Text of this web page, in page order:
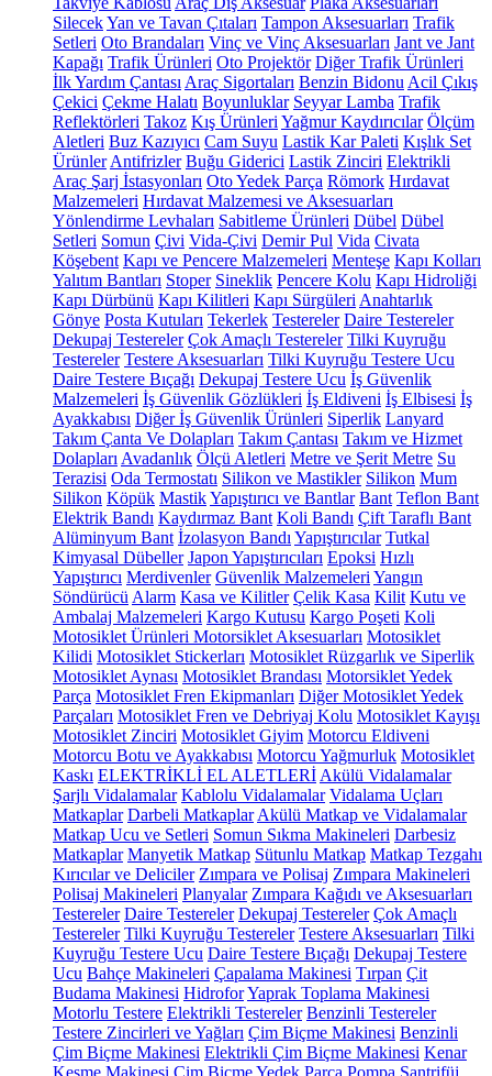
SilecekYan ve Tavan Çıtaları Tampon Aksesuarları Trafik
Setleri Oto Brandaları Vinç ve Vinç Aksesuarları Jant ve Jant
Kapağı Trafik Ürünleri Oto Projektör Diğer Trafik Ürünleri
İlk Yardım Çantası Araç Sigortaları Benzin Bidonu Acil Çıkış
Çekici Çekme Halatı Boyunluklar Seyyar Lamba Trafik
Reflektörleri Takoz Kış Ürünleri Yağmur Kaydırıcılar Ölçüm
Aletleri Buz Kazıyıcı Cam Suyu Lastik Kar Paleti Kışlık Set
Ürünler Antifrizler Buğu Giderici Lastik Zinciri Elektrikli
Araç Şarj İstasyonları Oto Yedek Parça Römork Hırdavat
Malzemeleri Hırdavat Malzemesi ve Aksesuarları
Yönlendirme Levhaları Sabitleme Ürünleri Dübel Dübel
Setleri Somun Çivi Vida-Çivi Demir Pul Vida Civata
Köşebent Kapı ve Pencere Malzemeleri Menteşe Kapı Kolları
Yalıtım Bantları Stoper Sineklik Pencere Kolu Kapı Hidroliği
Kapı Dürbünü Kapı Kilitleri Kapı Sürgüleri Anahtarlık
Gönye Posta Kutuları Tekerlek Testereler Daire Testereler
Dekupaj Testereler Çok Amaçlı Testereler Tilki Kuyruğu
Testereler Testere Aksesuarları Tilki Kuyruğu Testere Ucu
Daire Testere Bıçağı Dekupaj Testere Ucu İş Güvenlik
Malzemeleri İş Güvenlik Gözlükleri İş Eldiveni İş Elbisesi İş
Ayakkabısı Diğer İş Güvenlik Ürünleri Siperlik Lanyard
Takım Çanta Ve Dolapları Takım Çantası Takım ve Hizmet
Dolapları Avadanlık Ölçü Aletleri Metre ve Şerit Metre Su
Terazisi Oda Termostatı Silikon ve Mastikler Silikon Mum
Silikon Köpük MastikYapıştırıcı ve Bantlar Bant Teflon Bant
Elektrik Bandı Kaydırmaz Bant Koli Bandı Çift Taraflı Bant
Alüminyum Bant İzolasyon Bandı Yapıştırıcılar Tutkal
Kimyasal Dübeller Japon Yapıştırıcıları Epoksi Hızlı
Yapıştırıcı Merdivenler Güvenlik Malzemeleri Yangın
Söndürücü Alarm Kasa ve Kilitler Çelik Kasa Kilit Kutu ve
Ambalaj Malzemeleri Kargo Kutusu Kargo Poşeti Koli
Motosiklet Ürünleri Motorsiklet Aksesuarları Motosiklet
Kilidi Motosiklet Stickerları Motosiklet Rüzgarlık ve Siperlik
Motosiklet Aynası Motosiklet Brandası Motorsiklet Yedek
Parça Motosiklet Fren Ekipmanları Diğer Motosiklet Yedek
Parçaları Motosiklet Fren ve Debriyaj Kolu Motosiklet Kayışı
Motosiklet Zinciri Motosiklet Giyim Motorcu Eldiveni
Motorcu Botu ve Ayakkabısı Motorcu Yağmurluk Motosiklet
Kaskı ELEKTRİKLİ EL ALETLERİ Akülü Vidalamalar
Şarjlı Vidalamalar Kablolu Vidalamalar Vidalama Uçları
Matkaplar Darbeli Matkaplar Akülü Matkap ve Vidalamalar
Matkap Ucu ve Setleri Somun Sıkma Makineleri Darbesiz
Matkaplar Manyetik Matkap Sütunlu Matkap Matkap Tezgahı
Kırıcılar ve Deliciler Zımpara ve Polisaj Zımpara Makineleri
Polisaj Makineleri Planyalar Zımpara Kağıdı ve Aksesuarları
Testereler Daire Testereler Dekupaj Testereler Çok Amaçlı
Testereler Tilki Kuyruğu Testereler Testere Aksesuarları Tilki
Kuyruğu Testere Ucu Daire Testere Bıçağı Dekupaj Testere
Ucu Bahçe Makineleri Çapalama Makinesi Tırpan Çit
Budama Makinesi HidroforYaprak Toplama Makinesi
Motorlu Testere Elektrikli Testereler Benzinli Testereler
Testere Zincirleri ve Yağları Çim Biçme Makinesi Benzinli
Çim Biçme Makinesi Elektrikli Çim Biçme Makinesi Kenar
Kesme Makinesi Çim Biçme Yedek Parça Pompa Santrifüj